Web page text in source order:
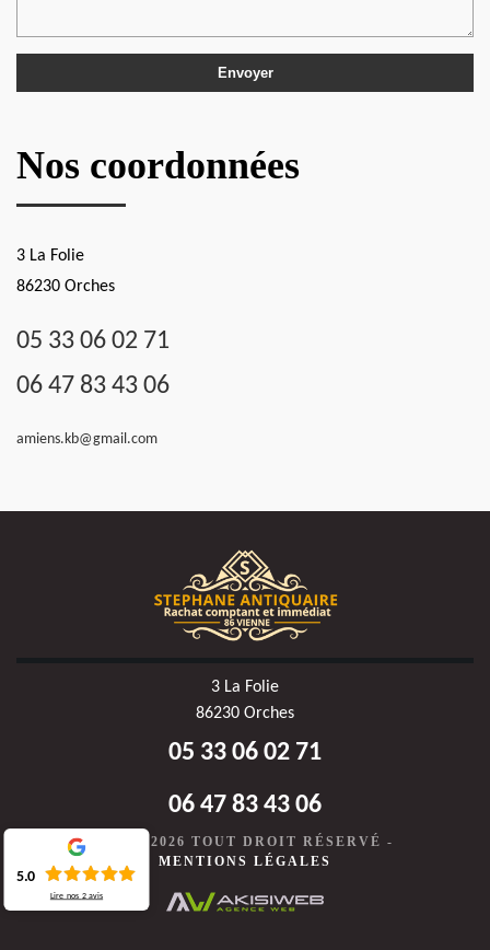
Nos coordonnées
3 La Folie
86230 Orches
05 33 06 02 71
06 47 83 43 06
amiens.kb@gmail.com
3 La Folie
86230 Orches
05 33 06 02 71
06 47 83 43 06
©2020-2026 TOUT DROIT RÉSERVÉ -
MENTIONS LÉGALES
5.0
Lire nos 2avis